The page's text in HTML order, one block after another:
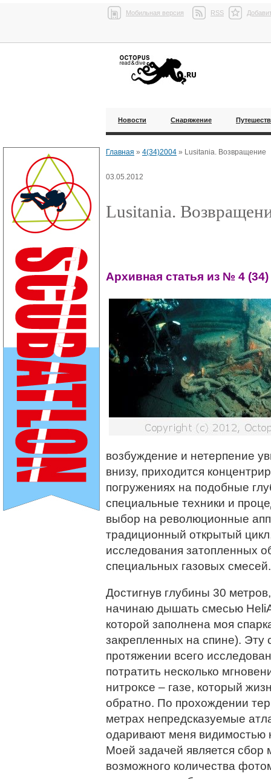
Мобильная версия RSS
Новости Снаряжение
Главная » 4(34)2004 » Lusitania. Возвращение
03.05.2012
Lusitania.
Архивная статья из № 4 (34)
возбуждение и нетерпение
внизу, приходится
погружениях на подобные
специальные техники и
выбор на революционные
традиционный открытый
исследования затопленных
специальных газовых смесей.
Достигнув глубины 30
начинаю дышать смесью
которой заполнена моя
закрепленных на спине). Эту
протяжении всего
потратить несколько
нитроксе – газе, который
обратно. По прохождении
метрах непредсказуемые
одаривают меня видимостью
Моей задачей является сбор
возможного количества